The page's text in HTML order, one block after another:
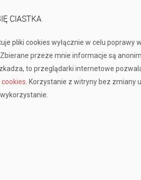
CIASTKA
pliki cookies wyłącznie w celu poprawy
przeze mnie informacje są
to przeglądarki internetowe
. Korzystanie z witryny bez zmiany